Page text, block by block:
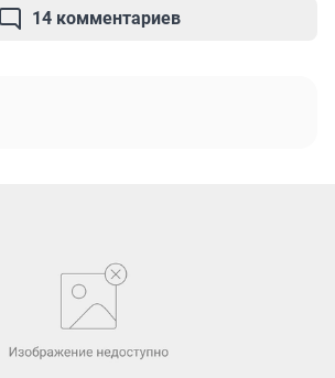
14 комментариев